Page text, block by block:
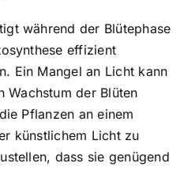
während der Blütephase
effizient
Ein Mangel an Licht kann
Wachstum der Blüten
Pflanzen an einem
künstlichem Licht zu
dass sie genügend